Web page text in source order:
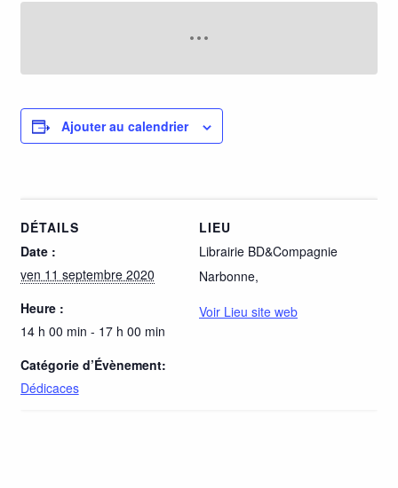
Ajouter au calendrier
DÉTAILS
Date :
ven 11 septembre 2020
Heure :
14 h 00 min - 17 h 00 min
Catégorie d’Évènement:
Dédicaces
LIEU
Librairie BD&Compagnie
Narbonne,
Voir Lieu site web